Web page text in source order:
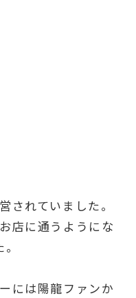
れていました。
店に通うようにな
には陽龍ファンか